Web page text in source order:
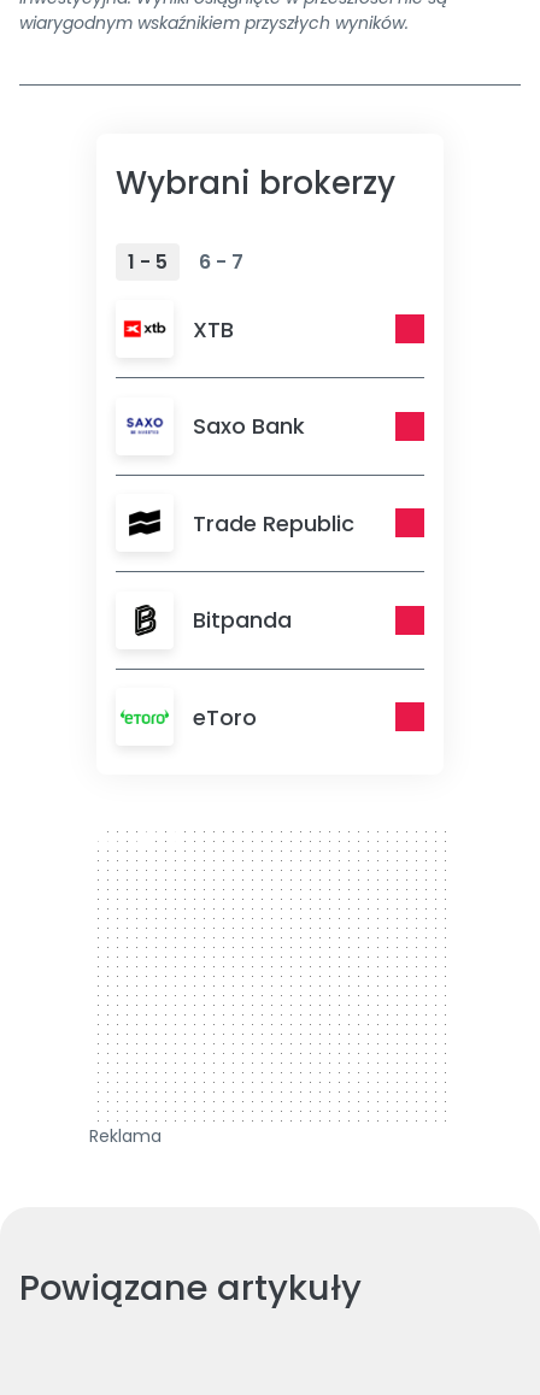
wiarygodnym wskaźnikiem przyszłych wyników.
Wybrani brokerzy
1 - 5 6 - 7
XTB
Saxo Bank
Trade Republic
Bitpanda
eToro
300 x 250
Reklama
Powiązane artykuły